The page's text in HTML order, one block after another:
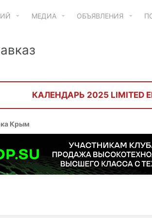
МЕДИА ОБЪЯВЛЕНИЯ
КАЛЕНДАРЬ 2025 LIMITED
Крым